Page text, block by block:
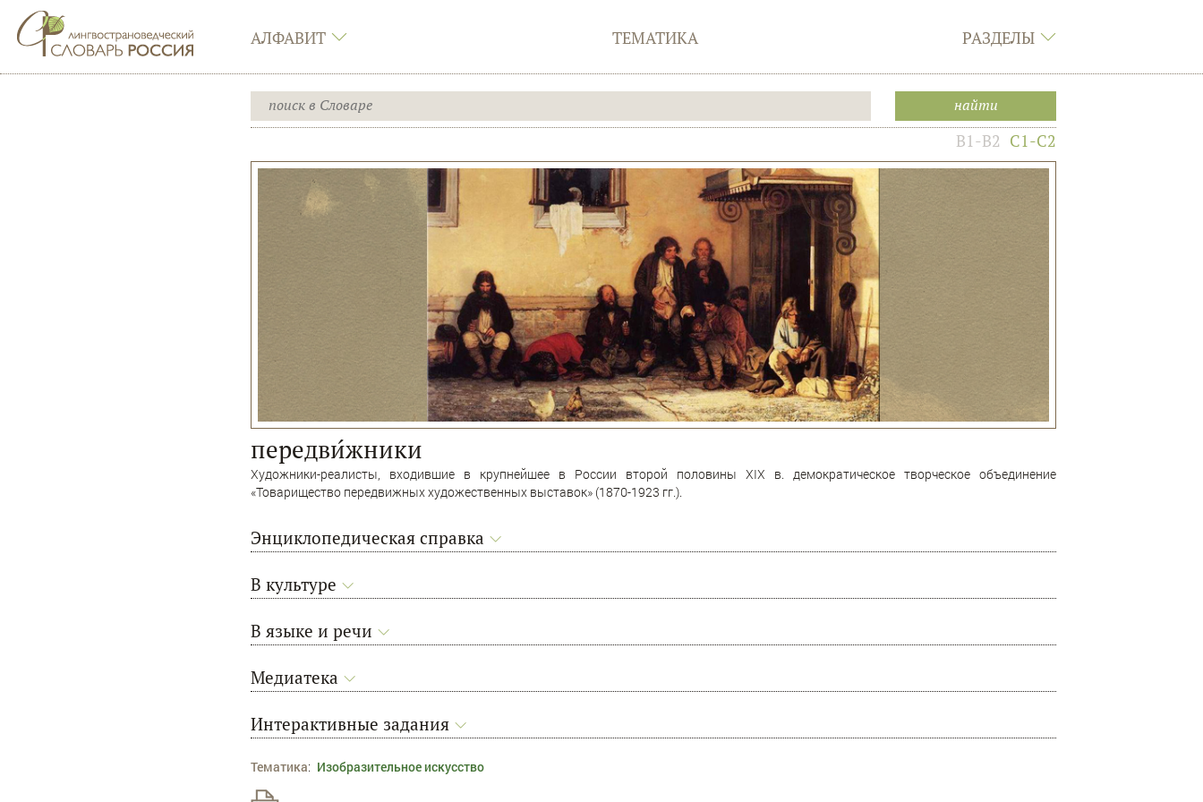
АЛФАВИТ ТЕМАТИКА РАЗДЕЛЫ
B1-B2 C1-C2
передви́жники
Художники-реалисты, входившие в крупнейшее в России второй половины XIX в. демократическое творческое объединение
«Товарищество передвижных художественных выставок» (1870-1923 гг.).
Энциклопедическая справка
В культуре
В языке и речи
Медиатека
Интерактивные задания
Тематика: Изобразительное искусство